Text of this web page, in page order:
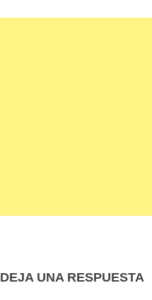
DEJA UNA RESPUESTA